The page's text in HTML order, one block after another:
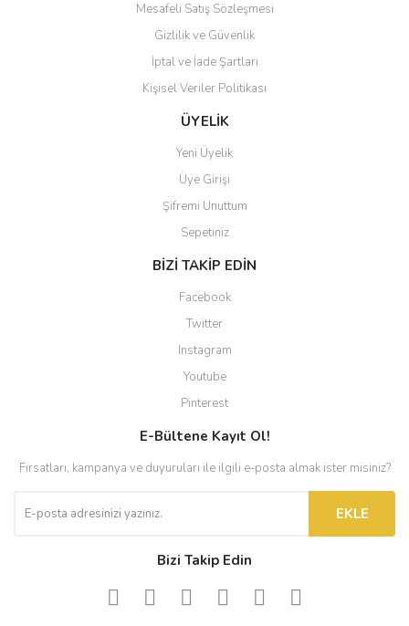
Gönder
Mesafeli Satış Sözleşmesi
Gizlilik ve Güvenlik
İptal ve İade Şartları
Kişisel Veriler Politikası
ÜYELİK
Yeni Üyelik
Üye Girişi
Şifremi Unuttum
Sepetiniz
BİZİ TAKİP EDİN
Facebook
Twitter
Instagram
Youtube
Pinterest
E-Bültene Kayıt Ol!
Fırsatları, kampanya ve duyuruları ile ilgili e-posta almak ister misiniz?
EKLE
Bizi Takip Edin